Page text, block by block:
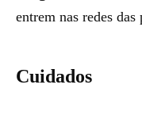
entrem nas redes das
Cuidados